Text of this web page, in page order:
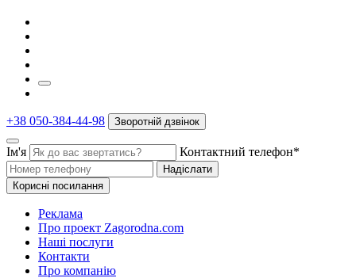
+38 050-384-44-98 Зворотній дзвінок
Ім'я Контактний телефон*
Надіслати
Корисні посилання
Реклама
Про проект Zagorodna.com
Наші послуги
Контакти
Про компанію